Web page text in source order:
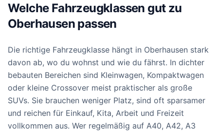
Welche Fahrzeugklassen gut zu
Oberhausen passen
Die richtige Fahrzeugklasse hängt in Oberhausen stark
davon ab, wo du wohnst und wie du fährst. In dichter
bebauten Bereichen sind Kleinwagen, Kompaktwagen
oder kleine Crossover meist praktischer als große
SUVs. Sie brauchen weniger Platz, sind oft sparsamer
und reichen für Einkauf, Kita, Arbeit und Freizeit
vollkommen aus. Wer regelmäßig auf A40, A42, A3